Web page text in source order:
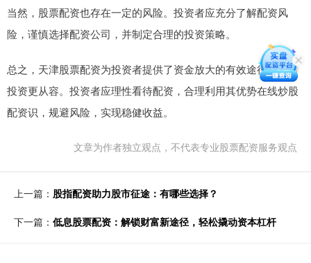
当然，股票配资也存在一定的风险。投资者应充分了解配资风
险，谨慎选择配资公司，并制定合理的投资策略。
总之，天津股票配资为投资者提供了资金放大的有效途径，助力
投资更从容。投资者应理性看待配资，合理利用其优势在线炒股
配资识，规避风险，实现稳健收益。
文章为作者独立观点，不代表专业股票配资服务观点
上一篇： 股指配资助力股市征途：有哪些选择？
下一篇： 低息股票配资：解锁财富新途径，轻松撬动资本杠杆